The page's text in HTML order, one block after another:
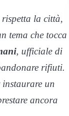
la città,
tema che tocca
, ufficiale di
rifiuti.
un
ancora